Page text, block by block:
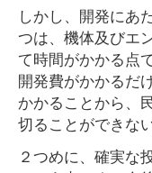
しかし、開発にあ
つは、機体及びエ
て時間がかかる点
開発費がかかるだ
かかることから、
切ることができな
２つめに、確実な